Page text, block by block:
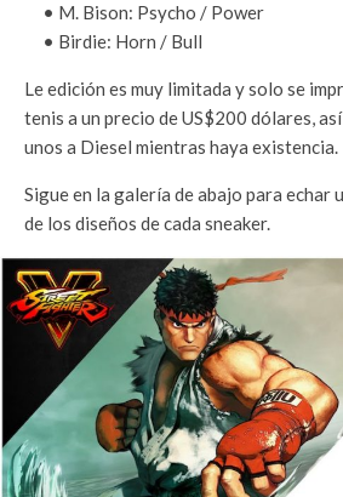
• M. Bison: Psycho / Power
• Birdie: Horn / Bull
Le edición es muy limitada y solo se
tenis a un precio de US$200 dólares,
unos a Diesel mientras haya existencia.
Sigue en la galería de abajo para echar
de los diseños de cada sneaker.